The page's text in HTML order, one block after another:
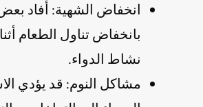
انخفاض الشهية: أفاد
بانخفاض تناول الطعام
نشاط الدواء.
مشاكل النوم: قد يؤدي